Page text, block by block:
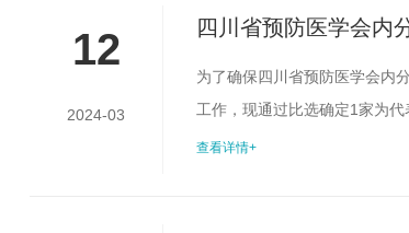
12
2024-03
四川省预防医学会内
为了确保四川省预防医学会内
工作，现通过比选确定1家为
二、比选对象要求(一)入选四
查看详情+